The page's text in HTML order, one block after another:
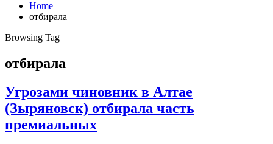
Home
отбирала
Browsing Tag
отбирала
Угрозами чиновник в Алтае
(Зыряновск) отбирала часть
премиальных